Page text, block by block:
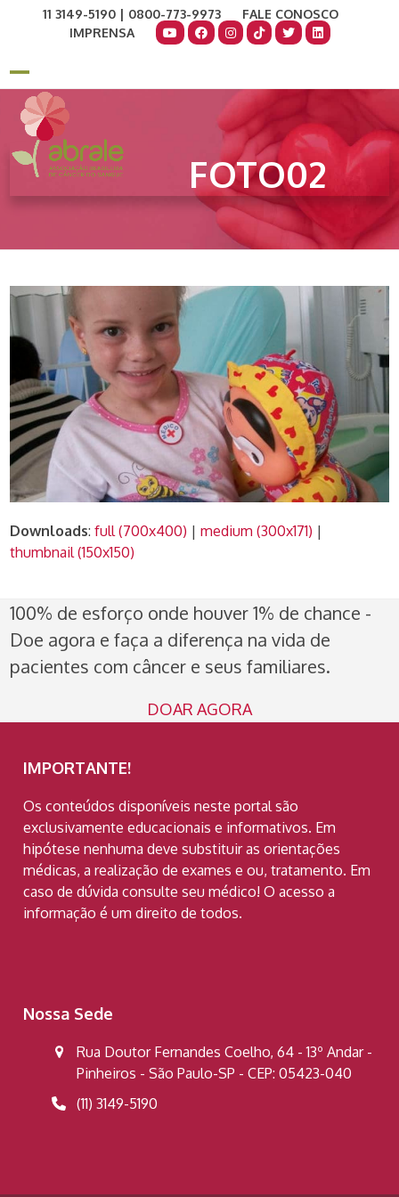
11 3149-5190 | 0800-773-9973
FALE CONOSCO
IMPRENSA
Open
mobile
menu
Close
mobile
menu
FOTO02
Downloads:full (700x400) |medium (300x171) |
thumbnail (150x150)
100% de esforço onde houver 1% de chance -
Doe agora e faça a diferença na vida de
pacientes com câncer e seus familiares.
DOAR AGORA
IMPORTANTE!
Os conteúdos disponíveis neste portal são
exclusivamente educacionais e informativos. Em
hipótese nenhuma deve substituir as orientações
médicas, a realização de exames e ou, tratamento. Em
caso de dúvida consulte seu médico! O acesso a
informação é um direito de todos.
Nossa Sede
Rua Doutor Fernandes Coelho, 64 - 13º Andar -
Pinheiros - São Paulo-SP - CEP: 05423-040
(11) 3149-5190